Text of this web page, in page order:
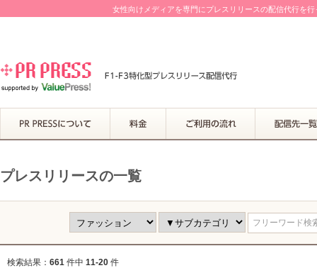
女性向けメディアを専門にプレスリリースの配信代行を
プレスリリースの一覧
フリーワード検
検索結果： 661 件中 11-20 件